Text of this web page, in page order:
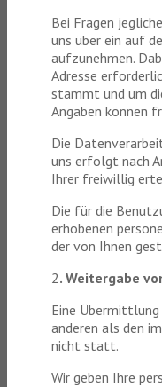
Bei Fragen
uns über ein auf
aufzunehmen.
Adresse
stammt und um
Angaben können
Die
uns erfolgt nach
Ihrer freiwillig
Die für die
erhobenen
der von Ihnen
2. Weitergabe
Eine
anderen als den
nicht statt.
Wir geben Ihre